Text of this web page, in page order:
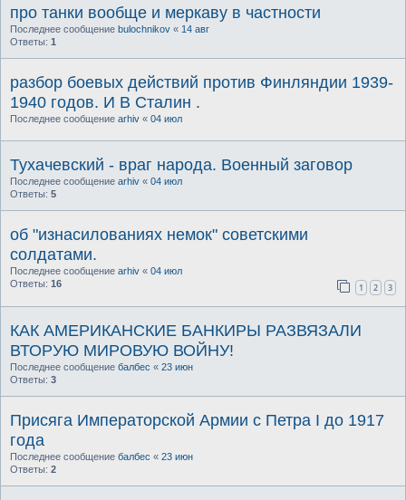
про танки вообще и меркаву в частности
Последнее сообщение bulochnikov « 14 авг
Ответы: 1
разбор боевых действий против Финляндии 1939-
1940 годов. И В Сталин .
Последнее сообщение arhiv « 04 июл
Тухачевский - враг народа. Военный заговор
Последнее сообщение arhiv « 04 июл
Ответы: 5
об "изнасилованиях немок" советскими
солдатами.
Последнее сообщение arhiv « 04 июл
Ответы: 16 1 2 3
КАК АМЕРИКАНСКИЕ БАНКИРЫ РАЗВЯЗАЛИ
ВТОРУЮ МИРОВУЮ ВОЙНУ!
Последнее сообщение балбес « 23 июн
Ответы: 3
Присяга Императорской Армии с Петра I до 1917
года
Последнее сообщение балбес « 23 июн
Ответы: 2